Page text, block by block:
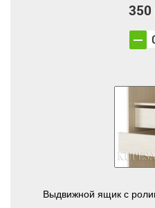
350
Выдвижной ящик с